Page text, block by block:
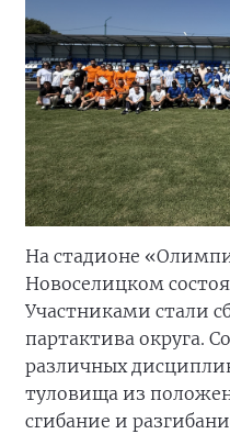
На стадионе
Новоселицком
Участниками стали
партактива округа.
различных
туловища из
сгибание и